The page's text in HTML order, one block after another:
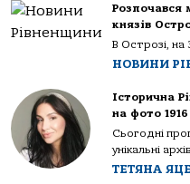
Розпочався
князів
В Острозі, на
НОВИНИ
Історична
на фото
Сьогодні
унікальні
ТЕТЯНА